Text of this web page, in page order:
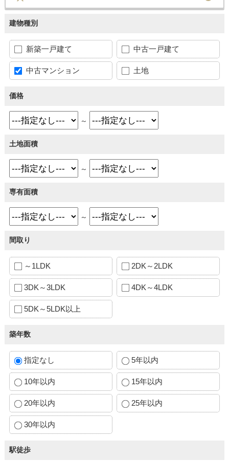
建物種別
新築一戸建て 中古一戸建て
中古マンション 土地
価格
～
土地面積
～
専有面積
～
間取り
～1LDK 2DK～2LDK
3DK～3LDK 4DK～4LDK
5DK～5LDK以上
築年数
指定なし 5年以内
10年以内 15年以内
20年以内 25年以内
30年以内
駅徒歩